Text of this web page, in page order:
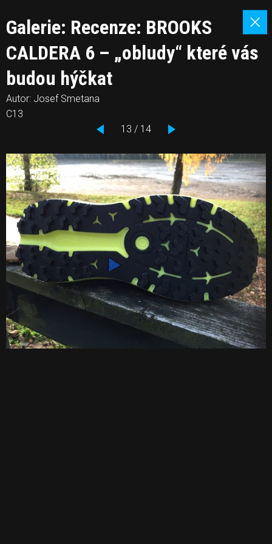
Galerie: Recenze: BROOKS
CALDERA 6 – „obludy“ které vás
budou hýčkat
Autor: Josef Smetana
C13
13 / 14